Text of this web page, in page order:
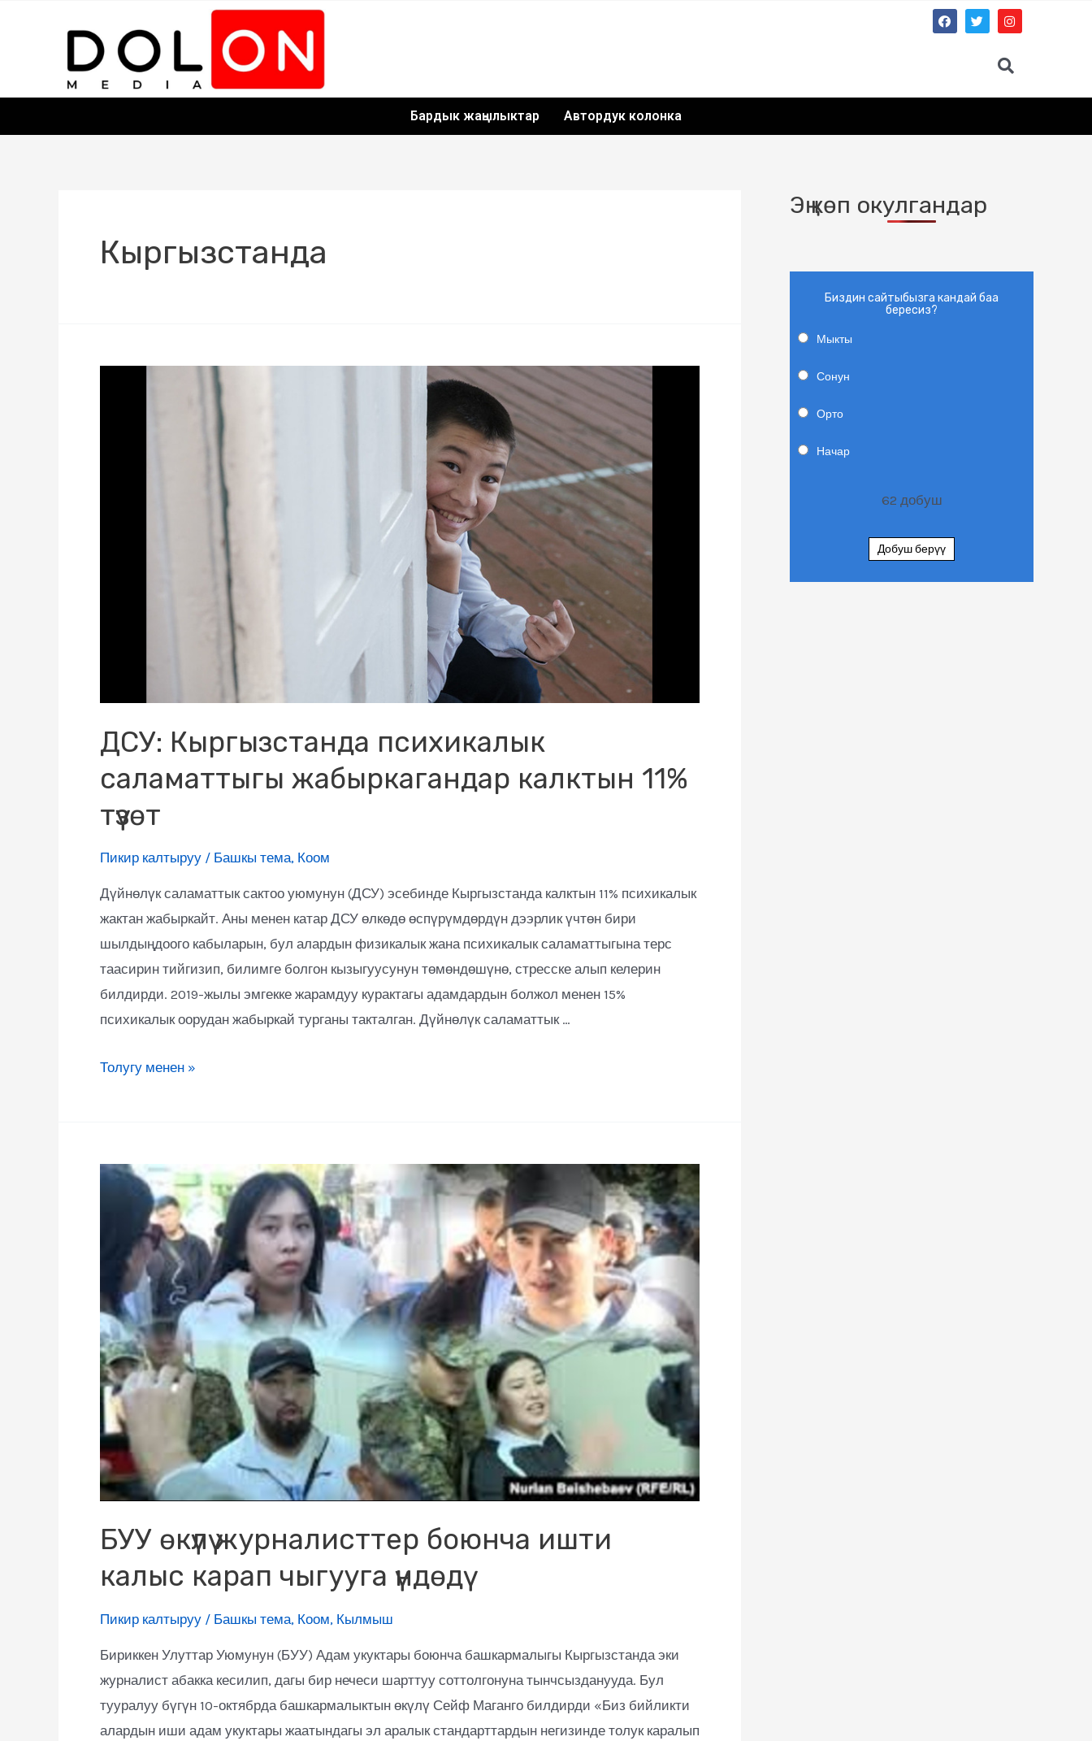
Бардык жаңылыктар Автордук колонка
Кыргызстанда
ДСУ: Кыргызстанда психикалык
саламаттыгы жабыркагандар калктын 11%
түзөт
Пикир калтыруу / Башкы тема, Коом
Дүйнөлүк саламаттык сактоо уюмунун (ДСУ) эсебинде Кыргызстанда калктын 11% психикалык
жактан жабыркайт. Аны менен катар ДСУ өлкөдө өспүрүмдөрдүн дээрлик үчтөн бири
шылдыңдоого кабыларын, бул алардын физикалык жана психикалык саламаттыгына терс
таасирин тийгизип, билимге болгон кызыгуусунун төмөндөшүнө, стресске алып келерин
билдирди. 2019-жылы эмгекке жарамдуу курактагы адамдардын болжол менен 15%
психикалык оорудан жабыркай турганы такталган. Дүйнөлүк саламаттык …
Толугу менен »
БУУ өкүлү журналисттер боюнча ишти
калыс карап чыгууга үндөдү
Пикир калтыруу / Башкы тема, Коом, Кылмыш
Бириккен Улуттар Уюмунун (БУУ) Адам укуктары боюнча башкармалыгы Кыргызстанда эки
журналист абакка кесилип, дагы бир нечеси шарттуу соттолгонуна тынчсызданууда. Бул
тууралуу бүгүн 10-октябрда башкармалыктын өкүлү Сейф Маганго билдирди «Биз бийликти
алардын иши адам укуктары жаатындагы эл аралык стандарттардын негизинде толук каралып
Эң көп окулгандар
Биздин сайтыбызга кандай баа
бересиз?
Мыкты
Сонун
Орто
Начар
62 добуш
Добуш берүү